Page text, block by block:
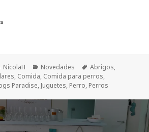
Autor
NicolaH Categorías
Novedades Etiquetas
Abrigos,
, Comida, Comida para perros,
Paradise, Juguetes, Perro, Perros